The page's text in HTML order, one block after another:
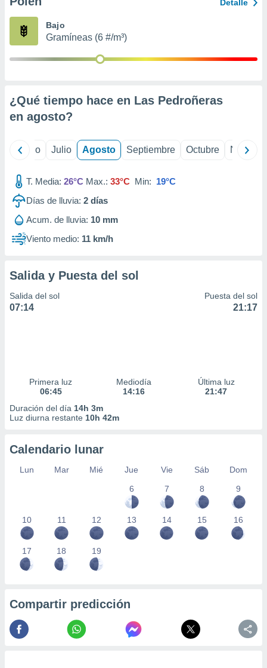
publicidad
1199
Detalle
Bajo
Gramíneas (6 #/m³)
¿Qué tiempo hace en Las Pedroñeras
en agosto?
Junio Julio Agosto Septiembre Octubre
T. Media: 26°C Max.: 33°C Min: 19°C
Días de lluvia: 2 días
Acum. de lluvia: 10 mm
Viento medio: 11 km/h
Salida y Puesta del sol
Salida del sol
07:14
Puesta del sol
21:17
Primera luz
06:45
Mediodía
14:16
Última luz
21:47
Duración del día 14h 3m
Luz diurna restante 10h 42m
Calendario lunar
Lun Mar Mié Jue Vie Sáb
Dom
6
7 8 9
10 11 12 13 14 15 16
17 18 19
Compartir predicción